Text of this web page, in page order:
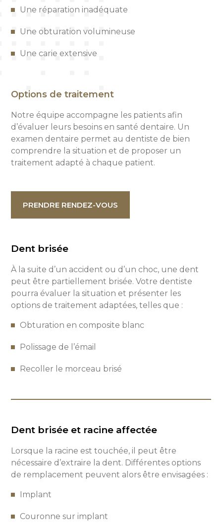
Une réparation inadéquate
Une obturation volumineuse
Une carie extensive
Options de traitement
Notre équipe accompagne les patients afin
d’évaluer leurs besoins en santé dentaire. Un
examen dentaire permet au dentiste de bien
comprendre la situation et de proposer un
traitement adapté à chaque patient.
PRENDRE RENDEZ-VOUS
Dent brisée
À la suite d’un accident ou d’un choc, une dent
peut être partiellement brisée. Votre dentiste
pourra évaluer la situation et présenter les
options de traitement adaptées, telles que :
Obturation en composite blanc
Polissage de l’émail
Recoller le morceau brisé
Dent brisée et racine affectée
Lorsque la racine est touchée, il peut être
nécessaire d’extraire la dent. Différentes options
de remplacement peuvent alors être envisagées :
Implant
Couronne sur implant